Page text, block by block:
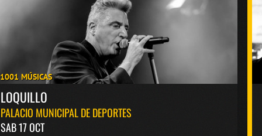
1001 MÚSICAS
LOQUILLO
PALACIO MUNICIPAL DE DEPORTES
SAB 17 OCT